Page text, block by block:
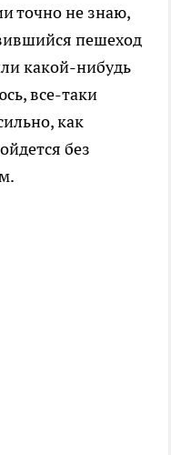
точно не знаю,
пешеход
какой-нибудь
все-таки
как
без